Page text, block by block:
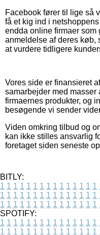
Facebook fører til lige så
få et kig ind i
endda online firmaer som
anmeldelse af deres køb,
at vurdere tidligere
Vores side er finansieret
samarbejder med masser
firmaernes produkter, og
besøgende vi sender
Viden omkring tilbud og
kan ikke stilles ansvarlig
foretaget siden seneste
BITLY:
1 1 1 1 1 1 1 1 1 1 1 1 1 1 1
1 1 1 1 1 1 1 1 1 1 1 1 1 1 1
1 1 1 1 1 1 1 1 1 1 1 1 1 1 1
SPOTIFY:
1 1 1 1 1 1 1 1 1 1 1 1 1 1 1
1 1 1 1 1 1 1 1 1 1 1 1 1 1 1